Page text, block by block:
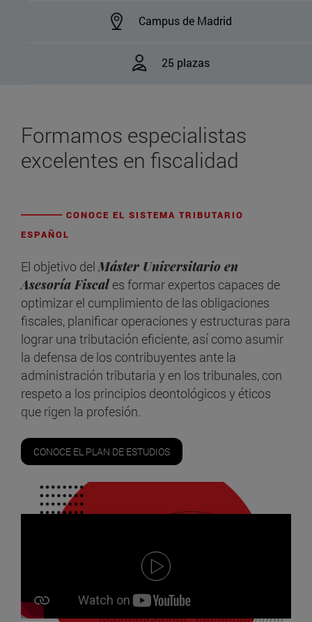
Campus de Madrid
25 plazas
Formamos especialistas
excelentes en fiscalidad
CONOCE EL SISTEMA TRIBUTARIO
ESPAÑOL
El objetivo del Máster Universitario en
Asesoría Fiscales formar expertos capaces de
optimizar el cumplimiento de las obligaciones
fiscales, planificar operaciones y estructuras para
lograr una tributación eficiente, así como asumir
la defensa de los contribuyentes ante la
administración tributaria y en los tribunales, con
respeto a los principios deontológicos y éticos
que rigen la profesión.
CONOCE EL PLAN DE ESTUDIOS